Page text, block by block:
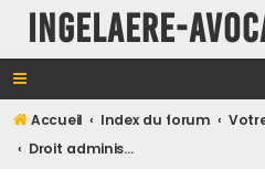
INGELAERE-
Accueil Index du forum
Droit administratif